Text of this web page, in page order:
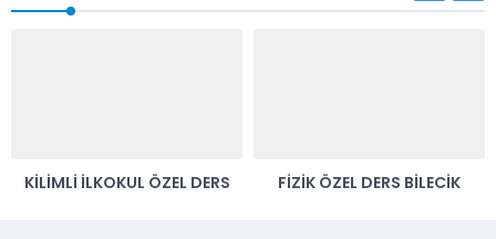
FIZIK ÖZEL DERS BILECIK
BEYKOZ MATEMATIK ÖZEL